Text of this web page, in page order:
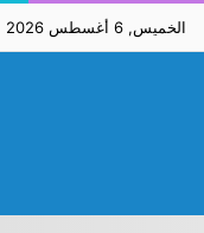
الخميس, 6 أغسطس 2026